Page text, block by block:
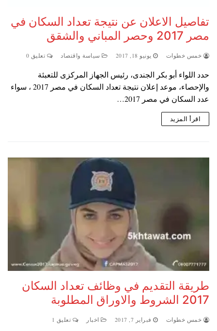
تفاصيل الاعلان عن نتيجة تعداد السكان في
مصر 2017 وحصر المباني والشقق
خمس خطوات يونيو 18, 2017 سياسة واقتصاد تعليق 0
حدد اللواء أبو بكر الجندى، رئيس الجهاز المركزى للتعبئة
والإحصاء، موعد إعلان نتيجة تعداد السكان في مصر 2017 ، سواء
عدد السكان في مصر 2017…
اقرأ المزيد
طريقة التقديم في وظائف تعداد السكان
2017 الشروط والاوراق المطلوبة
خمس خطوات فبراير 7, 2017 اخبار تعليق 1